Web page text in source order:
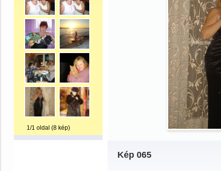
1/1 oldal (8 kép)
Kép 065